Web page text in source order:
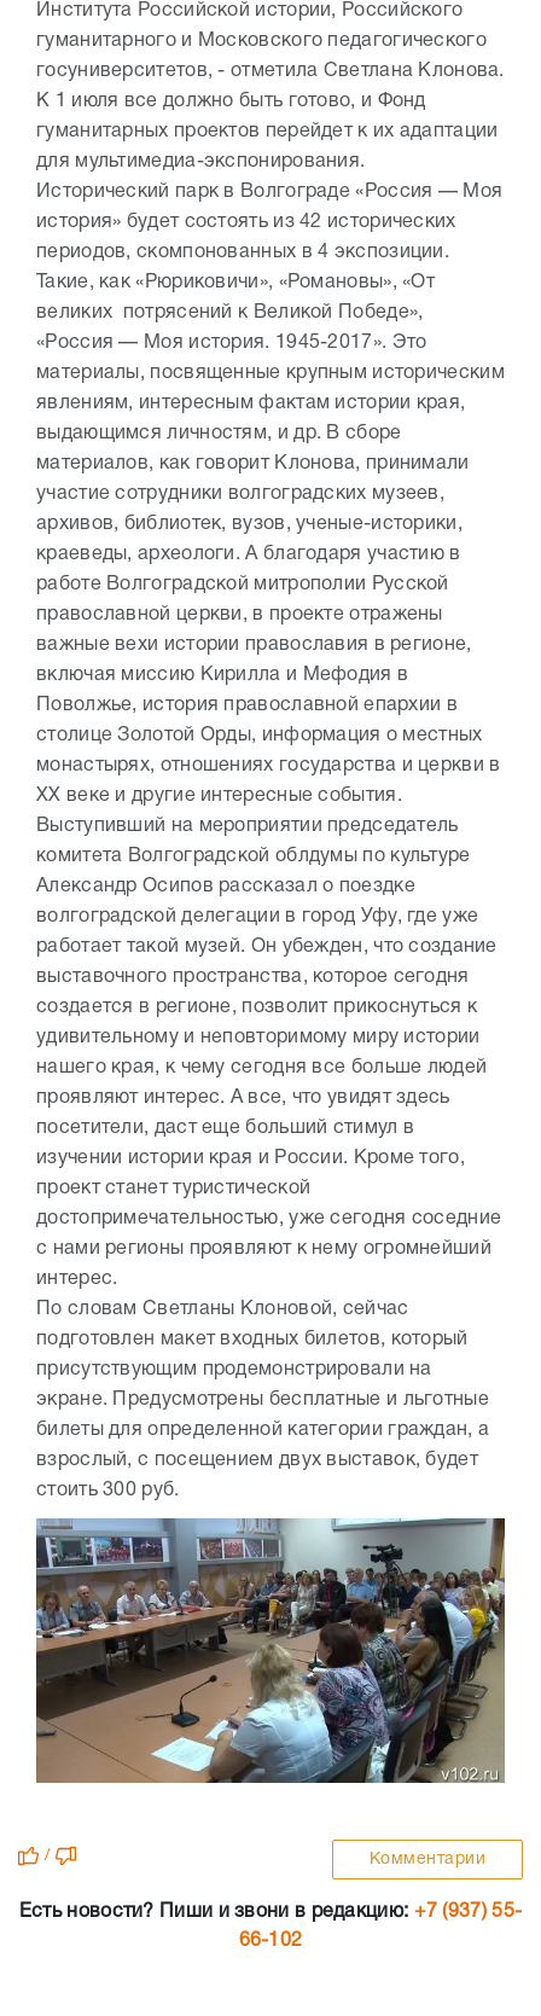
Института Российской истории, Российского
гуманитарного и Московского педагогического
госуниверситетов, - отметила Светлана Клонова.
К 1 июля все должно быть готово, и Фонд
гуманитарных проектов перейдет к их адаптации
для мультимедиа-экспонирования.
Исторический парк в Волгограде «Россия — Моя
история» будет состоять из 42 исторических
периодов, скомпонованных в 4 экспозиции.
Такие, как «Рюриковичи», «Романовы», «От
великих потрясений к Великой Победе»,
«Россия — Моя история. 1945-2017». Это
материалы, посвященные крупным историческим
явлениям, интересным фактам истории края,
выдающимся личностям, и др. В сборе
материалов, как говорит Клонова, принимали
участие сотрудники волгоградских музеев,
архивов, библиотек, вузов, ученые-историки,
краеведы, археологи. А благодаря участию в
работе Волгоградской митрополии Русской
православной церкви, в проекте отражены
важные вехи истории православия в регионе,
включая миссию Кирилла и Мефодия в
Поволжье, история православной епархии в
столице Золотой Орды, информация о местных
монастырях, отношениях государства и церкви в
XX веке и другие интересные события.
Выступивший на мероприятии председатель
комитета Волгоградской облдумы по культуре
Александр Осипов рассказал о поездке
волгоградской делегации в город Уфу, где уже
работает такой музей. Он убежден, что создание
выставочного пространства, которое сегодня
создается в регионе, позволит прикоснуться к
удивительному и неповторимому миру истории
нашего края, к чему сегодня все больше людей
проявляют интерес. А все, что увидят здесь
посетители, даст еще больший стимул в
изучении истории края и России. Кроме того,
проект станет туристической
достопримечательностью, уже сегодня соседние
с нами регионы проявляют к нему огромнейший
интерес.
По словам Светланы Клоновой, сейчас
подготовлен макет входных билетов, который
присутствующим продемонстрировали на
экране. Предусмотрены бесплатные и льготные
билеты для определенной категории граждан, а
взрослый, с посещением двух выставок, будет
стоить 300 руб.
/ Комментарии
Есть новости? Пиши и звони в редакцию: +7 (937) 55-
66-102